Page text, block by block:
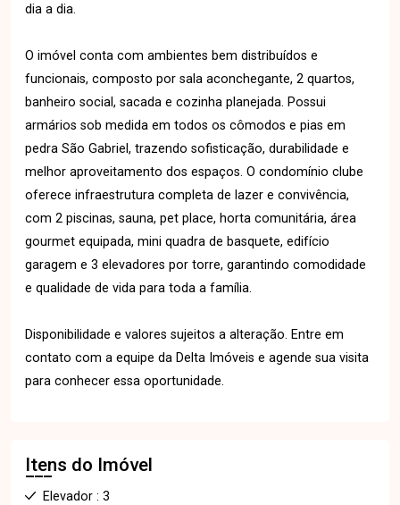
dia a dia.
O imóvel conta com ambientes bem distribuídos e
funcionais, composto por sala aconchegante, 2 quartos,
banheiro social, sacada e cozinha planejada. Possui
armários sob medida em todos os cômodos e pias em
pedra São Gabriel, trazendo sofisticação, durabilidade e
melhor aproveitamento dos espaços. O condomínio clube
oferece infraestrutura completa de lazer e convivência,
com 2 piscinas, sauna, pet place, horta comunitária, área
gourmet equipada, mini quadra de basquete, edifício
garagem e 3 elevadores por torre, garantindo comodidade
e qualidade de vida para toda a família.
Disponibilidade e valores sujeitos a alteração. Entre em
contato com a equipe da Delta Imóveis e agende sua visita
para conhecer essa oportunidade.
Itens do Imóvel
Elevador : 3